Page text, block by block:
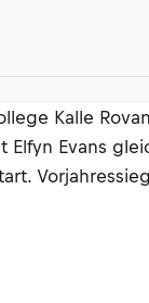
Kalle
Evans